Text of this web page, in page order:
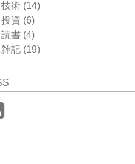
技術 (14)
投資 (6)
読書 (4)
雑記 (19)